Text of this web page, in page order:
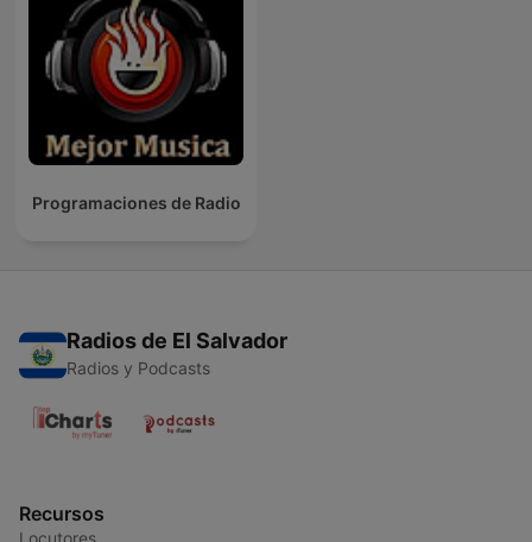
Programaciones de Radio
Radios de El Salvador
Radios y Podcasts
Recursos